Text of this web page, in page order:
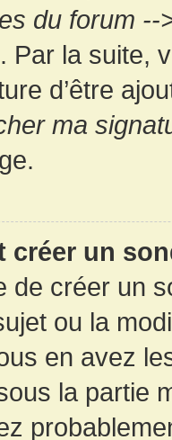
du forum
Par la suite,
d’être
ma
créer un
de créer un
ou la
en avez
la partie